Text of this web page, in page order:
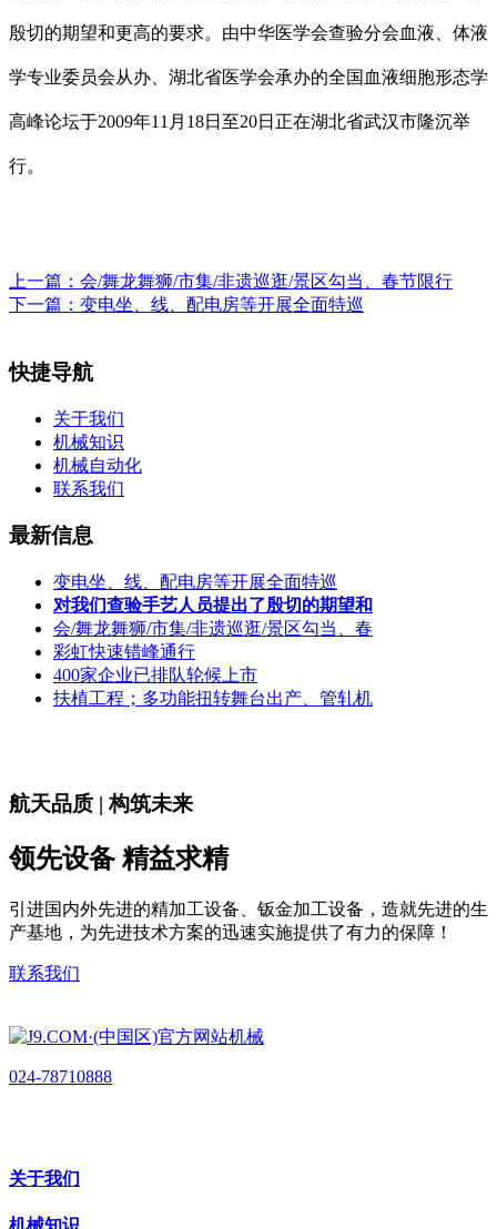
殷切的期望和更高的要求。由中华医学会查验分会血液、体液
学专业委员会从办、湖北省医学会承办的全国血液细胞形态学
高峰论坛于2009年11月18日至20日正在湖北省武汉市隆沉举
行。
上一篇： 会/舞龙舞狮/市集/非遗巡逛/景区勾当、春节限行
下一篇： 变电坐、线、配电房等开展全面特巡
快捷导航
关于我们
机械知识
机械自动化
联系我们
最新信息
变电坐、线、配电房等开展全面特巡
对我们查验手艺人员提出了殷切的期望和
会/舞龙舞狮/市集/非遗巡逛/景区勾当、春
彩虹快速错峰通行
400家企业已排队轮候上市
扶植工程；多功能扭转舞台出产、管轧机
航天品质 | 构筑未来
领先设备 精益求精
引进国内外先进的精加工设备、钣金加工设备，造就先进的生
产基地，为先进技术方案的迅速实施提供了有力的保障！
联系我们
024-78710888
关于我们